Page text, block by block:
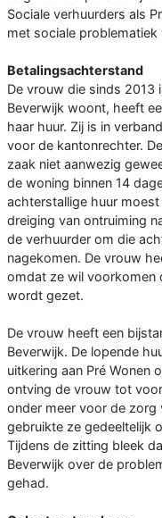
Sociale verhuurders als
met sociale problematiek
Betalingsachterstand
De vrouw die sinds 2013
Beverwijk woont, heeft
haar huur. Zij is in
voor de kantonrechter.
zaak niet aanwezig
de woning binnen 14
achterstallige huur
dreiging van ontruiming
de verhuurder om die
nagekomen. De vrouw
omdat ze wil voorkomen
wordt gezet.
De vrouw heeft een
Beverwijk. De lopende
uitkering aan Pré Wonen
ontving de vrouw tot
onder meer voor de zorg
gebruikte ze gedeeltelijk
Tijdens de zitting bleek
Beverwijk over de
gehad.